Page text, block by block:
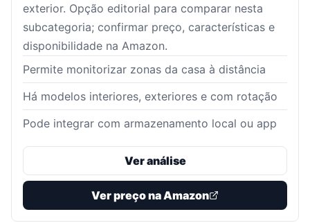
exterior. Opção editorial para comparar nesta
subcategoria; confirmar preço, características e
disponibilidade na Amazon.
Permite monitorizar zonas da casa à distância
Há modelos interiores, exteriores e com rotação
Pode integrar com armazenamento local ou app
Ver análise
Ver preço na Amazon